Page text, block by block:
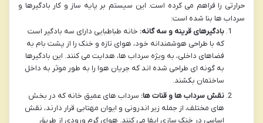
حرارتی را فراهم می کرده است. این سیستم بر پایه ساز و کار بادگیرها و
سرداب ها بنا شده است:
بادگیرهای قرینه و سه گانه: خانه طباطبایی دارای سه بادگیر است
که با طراحی هوشمندانه خود، هوای تازه و خنک را از پشت بام به
فضاهای داخلی، به ویژه سرداب ها، هدایت می کنند. این بادگیرها
به گونه ای طراحی شده اند که جریان هوا را به طور موثر به داخل
ساختمان بکشند.
نقش سرداب ها و قنات ها: سرداب های عمیق خانه که در بخش
های مختلف، از جمله زیر اندرونی و ایوان مهتابی قرار دارند، نقش
اساسی در خنک سازی ایفا می کنند. هوای گرم ورودی از طریق